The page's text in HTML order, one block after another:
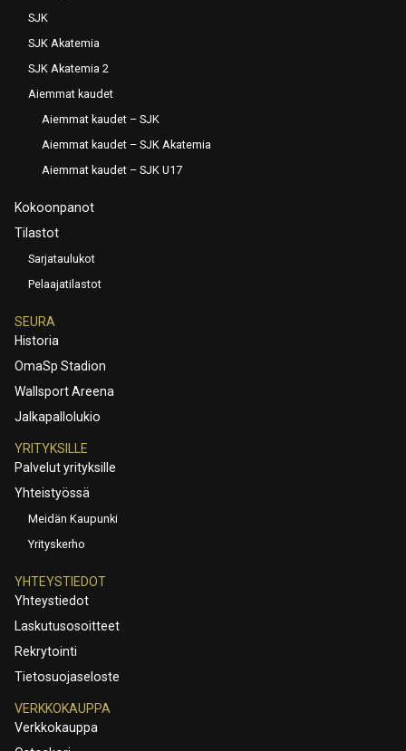
SJK
SJK Akatemia
SJK Akatemia 2
Aiemmat kaudet
Aiemmat kaudet – SJK
Aiemmat kaudet – SJK Akatemia
Aiemmat kaudet – SJK U17
Kokoonpanot
Tilastot
Sarjataulukot
Pelaajatilastot
SEURA
Historia
OmaSp Stadion
Wallsport Areena
Jalkapallolukio
YRITYKSILLE
Palvelut yrityksille
Yhteistyössä
Meidän Kaupunki
Yrityskerho
YHTEYSTIEDOT
Yhteystiedot
Laskutusosoitteet
Rekrytointi
Tietosuojaseloste
VERKKOKAUPPA
Verkkokauppa